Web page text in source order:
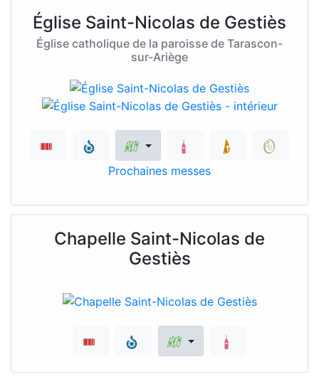
Église Saint-Nicolas de Gestiès
Église catholique de la paroisse de Tarascon-
sur-Ariège
Prochaines messes
Chapelle Saint-Nicolas de
Gestiès